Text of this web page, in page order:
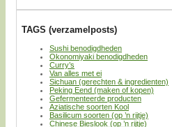
TAGS (verzamelposts)
Sushi benodigdheden
Okonomiyaki benodigdheden
Curry’s
Van alles met ei
Sichuan (gerechten & ingredienten)
Peking Eend (maken of kopen)
Gefermenteerde producten
Aziatische soorten Kool
Basilicum soorten (op ’n rijtje)
Chinese Bieslook (op ’n rijtje)